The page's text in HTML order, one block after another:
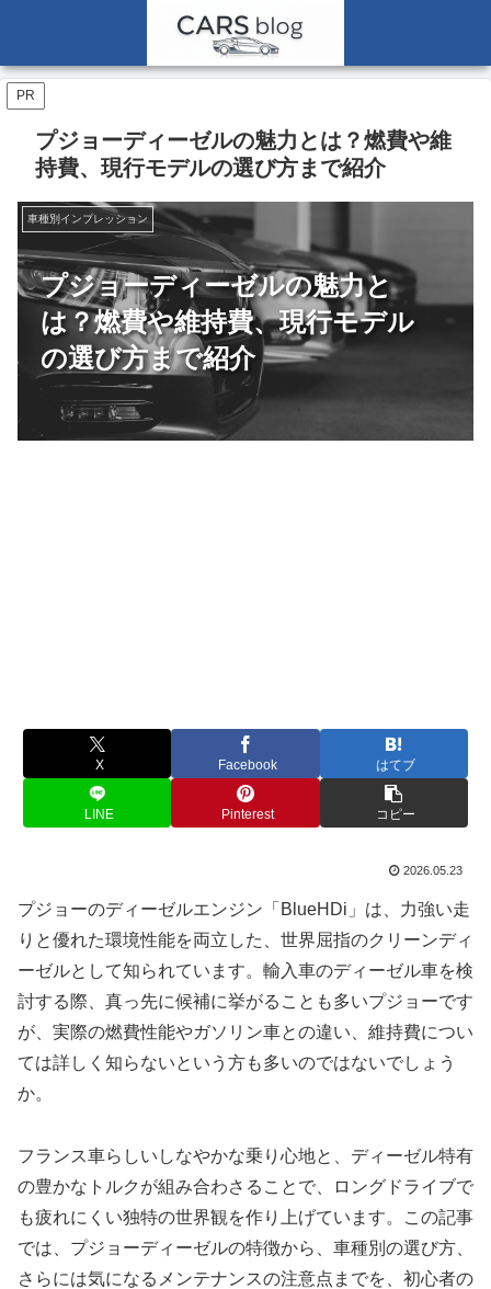
PR
プジョーディーゼルの魅力とは？燃費や維
持費、現行モデルの選び方まで紹介
プジョーディーゼルの魅力と
は？燃費や維持費、現行モデル
の選び方まで紹介
車種別インプレッション
X Facebook はてブ
LINE Pinterest コピー
2026.05.23
プジョーのディーゼルエンジン「BlueHDi」は、力強い走
りと優れた環境性能を両立した、世界屈指のクリーンディ
ーゼルとして知られています。輸入車のディーゼル車を検
討する際、真っ先に候補に挙がることも多いプジョーです
が、実際の燃費性能やガソリン車との違い、維持費につい
ては詳しく知らないという方も多いのではないでしょう
か。
フランス車らしいしなやかな乗り心地と、ディーゼル特有
の豊かなトルクが組み合わさることで、ロングドライブで
も疲れにくい独特の世界観を作り上げています。この記事
では、プジョーディーゼルの特徴から、車種別の選び方、
さらには気になるメンテナンスの注意点までを、初心者の